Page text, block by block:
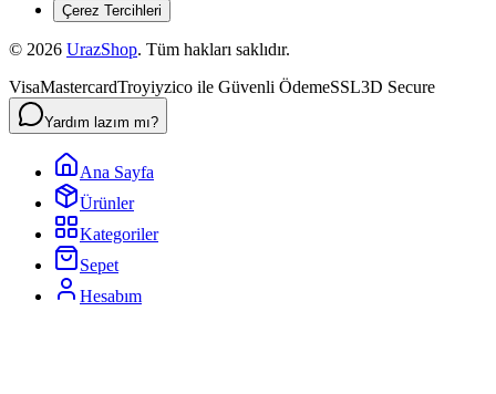
Çerez Tercihleri
© 2026 UrazShop. Tüm hakları saklıdır.
VisaMastercardTroyiyzico ile Güvenli ÖdemeSSL3D Secure
Yardım lazım mı?
Ana Sayfa
Ürünler
Kategoriler
Sepet
Hesabım